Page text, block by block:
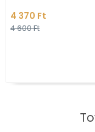
4 370 Ft
4 600 Ft